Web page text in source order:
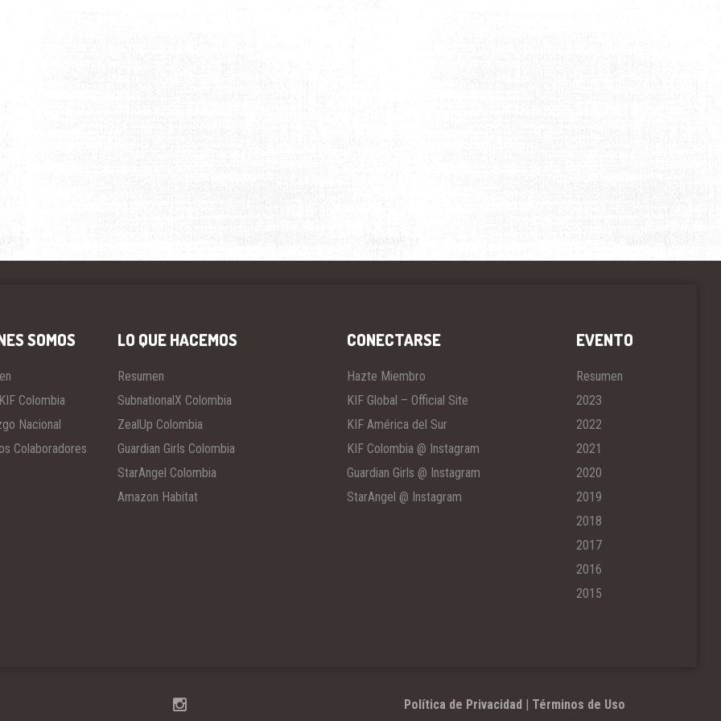
SOMOS
Colombia
Nacional
Colaboradores
LO QUE HACEMOS
Resumen
SubnationalX Colombia
ZealUp Colombia
Guardian Girls Colombia
StarAngel Colombia
Amazon Habitat
CONECTARSE
Hazte Miembro
KIF Global – Official Site
KIF América del Sur
KIF Colombia @ Instagram
Guardian Girls @ Instagram
StarAngel @ Instagram
EVENTO
Resumen
2023
2022
2021
2020
2019
2018
2017
2016
2015
Política de Privacidad | Términos de Uso